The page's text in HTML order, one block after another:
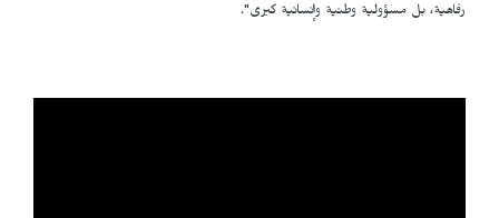
رفاهية، بل مسؤولية وطنية وإنسانية كبرى".